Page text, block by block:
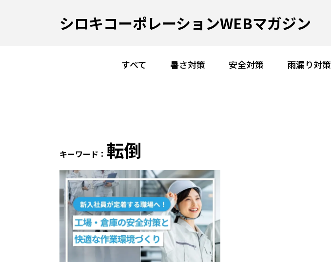
シロキコーポレーションWEBマガジン
すべて 暑さ対策 安全対策 雨漏り対策
キーワード： 転倒